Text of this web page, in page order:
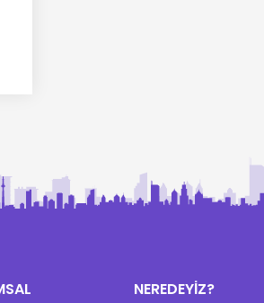
NEREDEYİZ?